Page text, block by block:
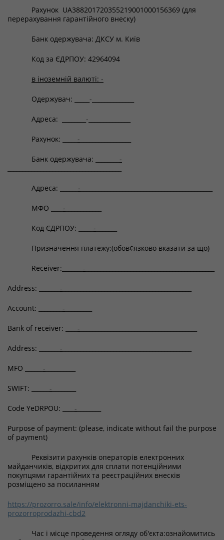
Рахунок UA388201720355219001000156369 (для
перерахування гарантійного внеску)
Банк одержувача: ДКСУ м. Київ
Код за ЄДРПОУ: 42964094
в іноземній валюті: -
Одержувач: _____-______________
Адреса: ________-______________
Рахунок: _____ -
Банк одержувача: ________ -
Адреса: ______ -
МФО ____ -
Код ЄДРПОУ: _____ -
Призначення платежу:(обов¢язково вказати за що)
Receiver:_______ -
Address: _______ -
Account: ________ -
Bank of receiver: ____ -
Address: _______ -
MFO ______ -
SWIFT: ______ -
Code YeDRPOU: ____ -
Purpose of payment: (please, indicate without fail the purpose
of payment)
Реквізити рахунків операторів електронних
майданчиків, відкритих для сплати потенційними
покупцями гарантійних та реєстраційних внесків
розміщено за посиланням
https://prozorro.sale/info/elektronni-majdanchiki-ets-
prozorroprodazhi-cbd2
Час і місце проведення огляду об'єкта:ознайомитись